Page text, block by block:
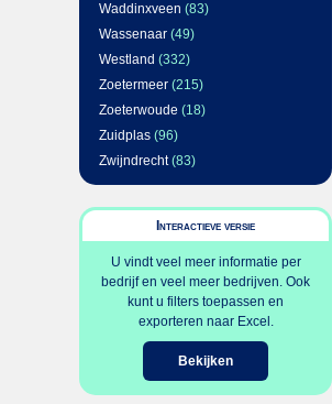
Waddinxveen (83)
Wassenaar (49)
Westland (332)
Zoetermeer (215)
Zoeterwoude (18)
Zuidplas (96)
Zwijndrecht(83)
Interactieve versie
U vindt veel meer informatie per
bedrijf en veel meer bedrijven. Ook
kunt u filters toepassen en
exporteren naar Excel.
Bekijken